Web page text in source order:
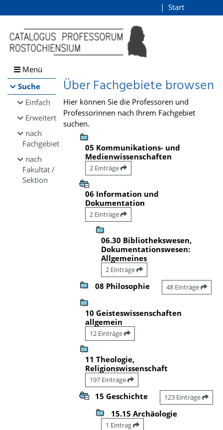
Browsen
direkt zum Inhalt
Start
Menü
Suche
Einfach
Erweitert
nach
Fachgebiet
nach
Fakultät /
Sektion
Über Fachgebiete browsen
Hier können Sie die Professoren und
Professorinnen nach Ihrem Fachgebiet
suchen.
05 Kommunikations- und
Medienwissenschaften
2 Einträge
06 Information und
Dokumentation
2 Einträge
06.30 Bibliothekswesen,
Dokumentationswesen:
Allgemeines
2 Einträge
08 Philosophie 48 Einträge
10 Geisteswissenschaften
allgemein
12 Einträge
11 Theologie,
Religionswissenschaft
197 Einträge
15 Geschichte 123 Einträge
15.15 Archäologie
1 Eintrag